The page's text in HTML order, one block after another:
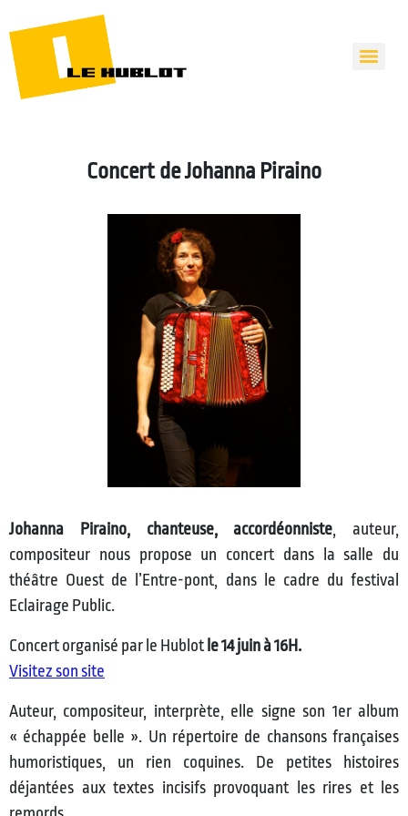
Concert de Johanna Piraino
Johanna Piraino, chanteuse, accordéonniste , auteur,
compositeur nous propose un concert dans la salle du
théâtre Ouest de l’Entre-pont, dans le cadre du festival
Eclairage Public.
Concert organisé par le Hublot le 14 juin à 16H.
Visitez son site
Auteur, compositeur, interprète, elle signe son 1er album
« échappée belle ». Un répertoire de chansons françaises
humoristiques, un rien coquines. De petites histoires
déjantées aux textes incisifs provoquant les rires et les